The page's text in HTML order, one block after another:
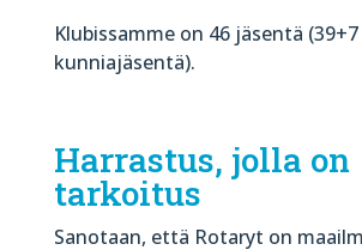
Klubissamme on 46 jäsentä (39+7
kunniajäsentä).
Harrastus, jolla on
tarkoitus
Sanotaan, että Rotaryt on